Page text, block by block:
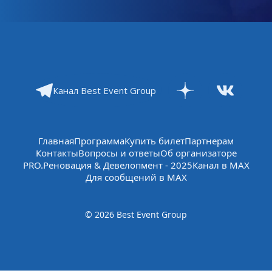
Канал Best Event Group
ГлавнаяПрограммаКупить билетПартнерам
КонтактыВопросы и ответыОб организаторе
PRO.Реновация & Девелопмент - 2025Канал в МАХ
Для сообщений в МАХ
© 2026 Best Event Group